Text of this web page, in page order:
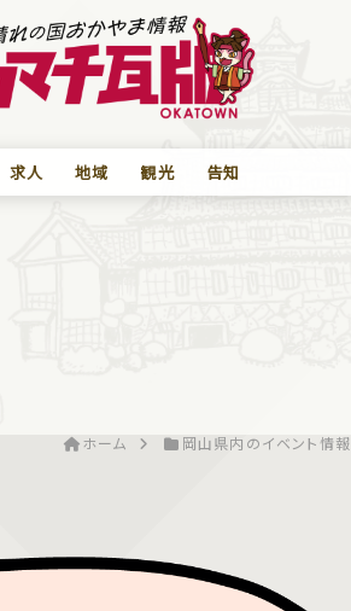
求人 地域 観光 告知
ホーム 岡山県内のイベント情報